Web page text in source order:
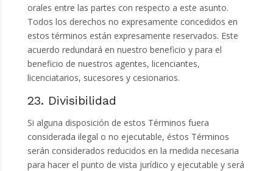
orales entre las partes con respecto a este asunto.
Todos los derechos no expresamente concedidos en
estos términos están expresamente reservados. Este
acuerdo redundará en nuestro beneficio y para el
beneficio de nuestros agentes, licenciantes,
licenciatarios, sucesores y cesionarios.
23. Divisibilidad
Si alguna disposición de estos Términos fuera
considerada ilegal o no ejecutable, éstos Términos
serán considerados reducidos en la medida necesaria
para hacer el punto de vista jurídico y ejecutable y será